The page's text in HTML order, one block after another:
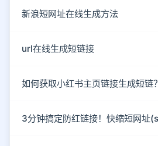
新浪短网址在线生成方法
url在线生成短链接
如何获取小红书主页链接生成短链？